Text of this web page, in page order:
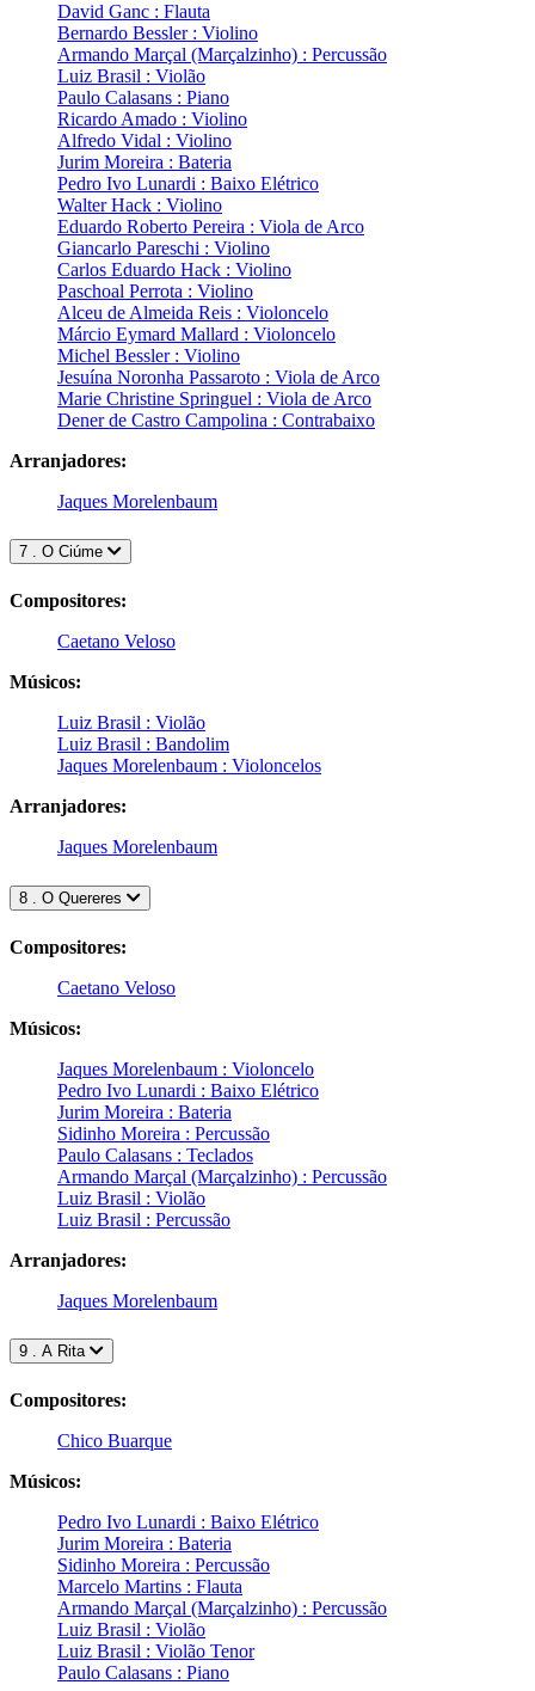
David Ganc : Flauta
Bernardo Bessler : Violino
Armando Marçal (Marçalzinho) : Percussão
Luiz Brasil : Violão
Paulo Calasans : Piano
Ricardo Amado : Violino
Alfredo Vidal : Violino
Jurim Moreira : Bateria
Pedro Ivo Lunardi : Baixo Elétrico
Walter Hack : Violino
Eduardo Roberto Pereira : Viola de Arco
Giancarlo Pareschi : Violino
Carlos Eduardo Hack : Violino
Paschoal Perrota : Violino
Alceu de Almeida Reis : Violoncelo
Márcio Eymard Mallard : Violoncelo
Michel Bessler : Violino
Jesuína Noronha Passaroto : Viola de Arco
Marie Christine Springuel : Viola de Arco
Dener de Castro Campolina : Contrabaixo
Arranjadores:
Jaques Morelenbaum
7 . O Ciúme
Compositores:
Caetano Veloso
Músicos:
Luiz Brasil : Violão
Luiz Brasil : Bandolim
Jaques Morelenbaum : Violoncelos
Arranjadores:
Jaques Morelenbaum
8 . O Quereres
Compositores:
Caetano Veloso
Músicos:
Jaques Morelenbaum : Violoncelo
Pedro Ivo Lunardi : Baixo Elétrico
Jurim Moreira : Bateria
Sidinho Moreira : Percussão
Paulo Calasans : Teclados
Armando Marçal (Marçalzinho) : Percussão
Luiz Brasil : Violão
Luiz Brasil : Percussão
Arranjadores:
Jaques Morelenbaum
9 . A Rita
Compositores:
Chico Buarque
Músicos:
Pedro Ivo Lunardi : Baixo Elétrico
Jurim Moreira : Bateria
Sidinho Moreira : Percussão
Marcelo Martins : Flauta
Armando Marçal (Marçalzinho) : Percussão
Luiz Brasil : Violão
Luiz Brasil : Violão Tenor
Paulo Calasans : Piano